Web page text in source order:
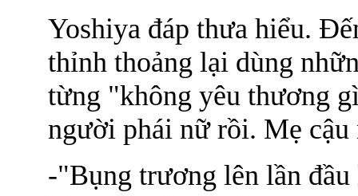
Yoshiya đáp thưa hiểu.
thỉnh thoảng lại dùng
từng "không yêu thương
người phái nữ rồi. Mẹ cậu
-"Bụng trương lên lần